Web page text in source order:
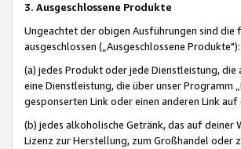
3. Ausgeschlossene Produkte
Ungeachtet der obigen Ausführungen sind
ausgeschlossen („Ausgeschlossene Produkte"):
(a) jedes Produkt oder jede Dienstleistung,
eine Dienstleistung, die über unser
gesponserten Link oder einen anderen Link
(b) jedes alkoholische Getränk, das auf deiner
Lizenz zur Herstellung, zum Großhandel oder